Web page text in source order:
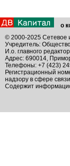
о
© 2000-2025 Сетевое
Учредитель:
И.о. главного
Адрес: 690014,
Телефоны: +7 (423)
Регистрационный
надзору в сфере
Содержит